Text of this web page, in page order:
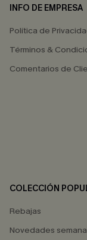
INFO DE EMPRESA
Política de
Términos &
Comentarios de
COLECCIÓN
Rebajas
Novedades